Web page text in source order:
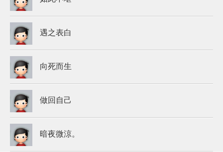
遇之表白
向死而生
做回自己
暗夜微涼。